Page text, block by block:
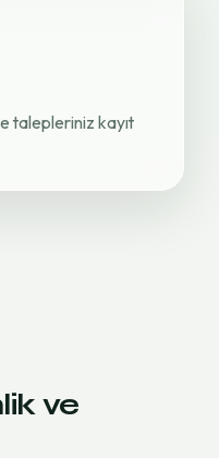
talepleriniz kayıt
ve